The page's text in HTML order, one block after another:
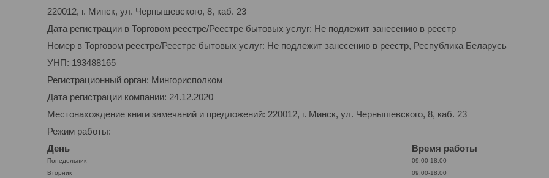
220012, г. Минск, ул. Чернышевского, 8, каб. 23
Дата регистрации в Торговом реестре/Реестре бытовых услуг: Не подлежит занесению в реестр
Номер в Торговом реестре/Реестре бытовых услуг: Не подлежит занесению в реестр, Республика Беларусь
УНП: 193488165
Регистрационный орган: Мингорисполком
Дата регистрации компании: 24.12.2020
Местонахождение книги замечаний и предложений: 220012, г. Минск, ул. Чернышевского, 8, каб. 23
Режим работы:
День
Время работы
Понедельник
09:00-18:00
Вторник
09:00-18:00